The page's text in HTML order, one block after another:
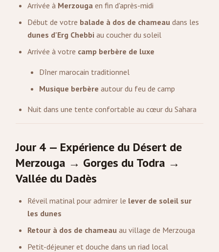
Arrivée à Merzouga en fin d'après-midi
Début de votre balade à dos de chameau dans les
dunes d'Erg Chebbi au coucher du soleil
Arrivée à votre camp berbère de luxe
Dîner marocain traditionnel
Musique berbère autour du feu de camp
Nuit dans une tente confortable au cœur du Sahara
Jour 4 — Expérience du Désert de
Merzouga → Gorges du Todra →
Vallée du Dadès
Réveil matinal pour admirer le lever de soleil sur
les dunes
Retour à dos de chameau au village de Merzouga
Petit-déjeuner et douche dans un riad local